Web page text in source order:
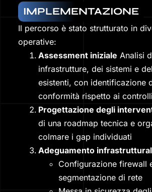
IMPLEMENTAZIONE
Il percorso è stato strutturato in
operative:
Assessment iniziale Analisi
infrastrutture, dei sistemi e
esistenti, con identificazione
conformità rispetto ai
Progettazione degli
di una roadmap tecnica e
colmare i gap individuati
Adeguamento
Configurazione firewall
segmentazione di rete